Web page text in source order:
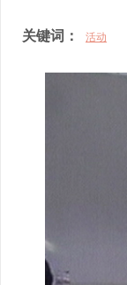
关键词： 活动